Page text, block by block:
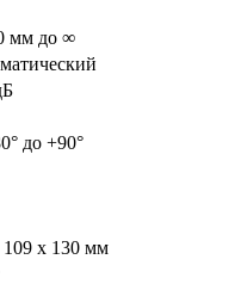
мм до ∞
до +90°
109 х 130 мм